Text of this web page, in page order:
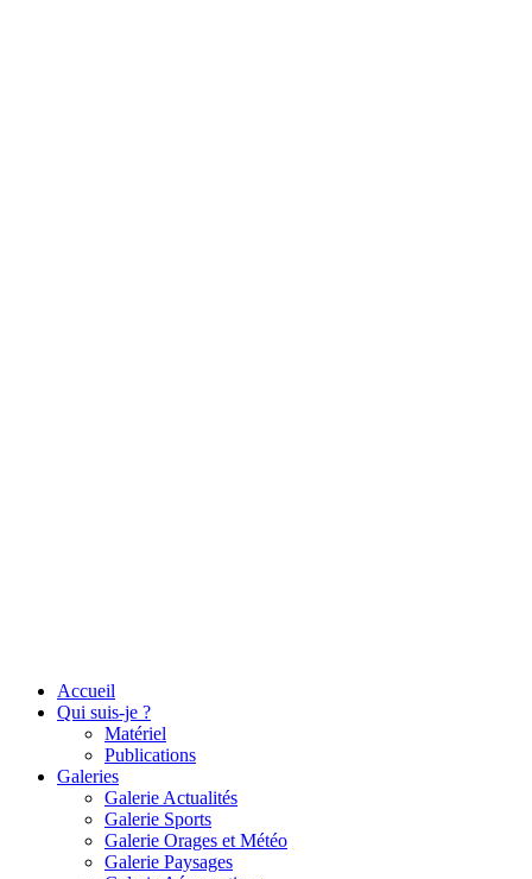
Accueil
Qui suis-je ?
Matériel
Publications
Galeries
Galerie Actualités
Galerie Sports
Galerie Orages et Météo
Galerie Paysages